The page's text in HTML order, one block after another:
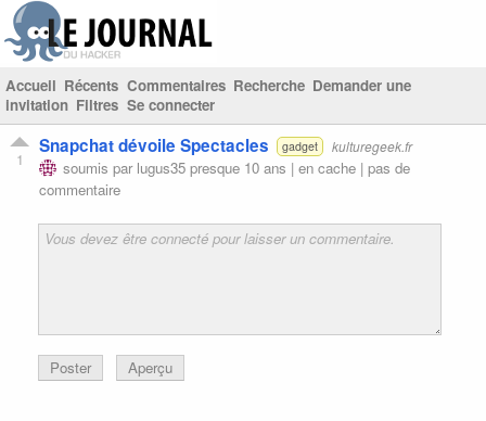
Accueil Récents Commentaires Recherche Demander une
invitation Filtres Se connecter
1
Snapchat dévoile Spectacles gadget kulturegeek.fr
soumis par lugus35 presque 10 ans | en cache | pas de
commentaire
Poster Aperçu